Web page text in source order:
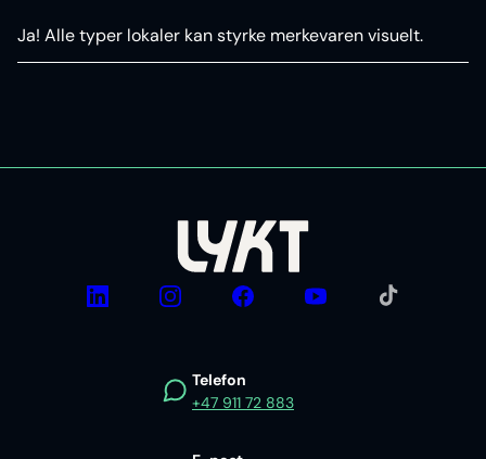
Ja! Alle typer lokaler kan styrke merkevaren visuelt.
LinkedIn Instagram Facebook YouTube TikTok
Telefon
+47 911 72 883